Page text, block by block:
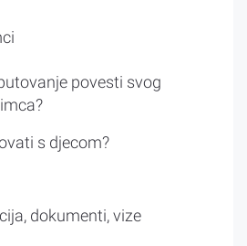
povesti svog
s djecom?
dokumenti, vize